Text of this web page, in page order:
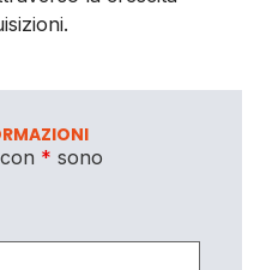
* sono